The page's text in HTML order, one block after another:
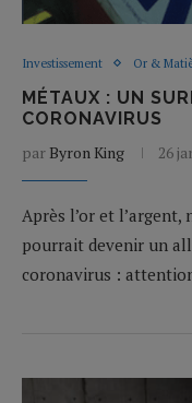
Investissement Or &
MÉTAUX : UN
CORONAVIRUS
par Byron King 26
Après l’or et
pourrait devenir un
coronavirus :